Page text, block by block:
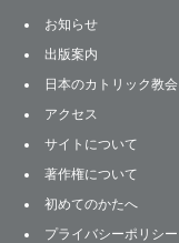
お知らせ
出版案内
日本のカトリック教会
アクセス
サイトについて
著作権について
初めてのかたへ
プライバシーポリシー